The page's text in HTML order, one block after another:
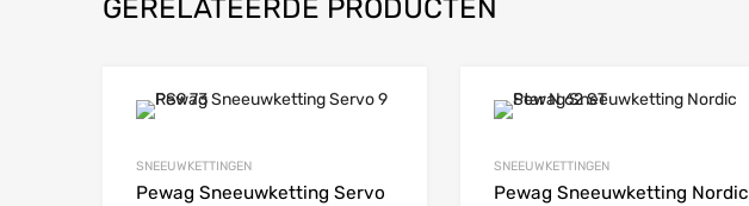
GERELATEERDE PRODUCTEN
Add to Wishlist
Add to Compare
SNEEUWKETTINGEN
Pewag Sneeuwketting Servo
SNEEUWKETTINGEN
Pewag Sneeuwketting Nordic